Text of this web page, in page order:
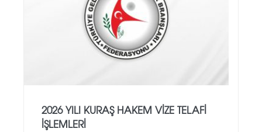
2026 YILI KURAŞ HAKEM VİZE TELAFİ
İŞLEMLERİ